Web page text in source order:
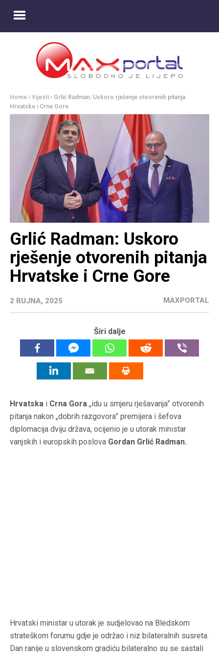
Home Vijesti
Grlić Radman: Uskoro rješenje otvorenih pitanja
Hrvatske i Crne Gore
Grlić Radman: Uskoro
rješenje otvorenih pitanja
Hrvatske i Crne Gore
2 RUJNA, 2025 MAXPORTAL
Širi dalje
Hrvatska i Crna Gora „idu u smjeru rješavanja” otvorenih
pitanja nakon „dobrih razgovora” premijera i šefova
diplomacija dviju država, ocijenio je u utorak ministar
vanjskih i europskih poslova Gordan Grlić Radman.
Hrvatski ministar u utorak je sudjelovao na Bledskom
strateškom forumu gdje je održao i niz bilateralnih susreta.
Dan ranije u slovenskom gradiću bilateralno su se sastali